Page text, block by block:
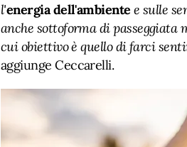
l'energia dell'ambiente e sulle
anche sottoforma di passeggiata
cui obiettivo è quello di farci
aggiunge Ceccarelli.